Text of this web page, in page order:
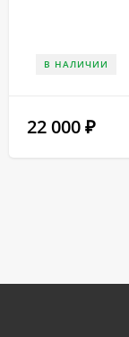
В НАЛИЧИИ
22 000 ₽